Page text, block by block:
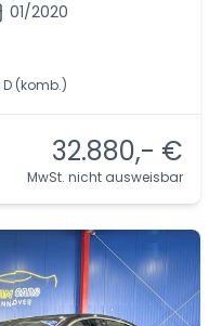
01/2020
(komb.)
32.880,- €
MwSt. nicht ausweisbar